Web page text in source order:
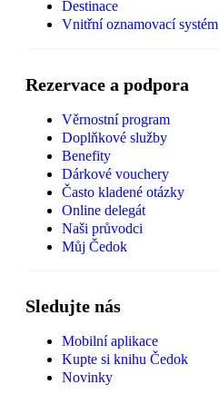
Destinace
Vnitřní oznamovací systém
Rezervace a podpora
Věrnostní program
Doplňkové služby
Benefity
Dárkové vouchery
Často kladené otázky
Online delegát
Naši průvodci
Můj Čedok
Sledujte nás
Mobilní aplikace
Kupte si knihu Čedok
Novinky